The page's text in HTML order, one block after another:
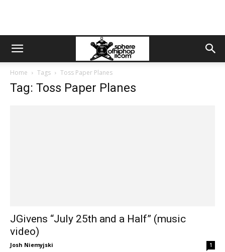
Home Tags Toss Paper Planes
Tag: Toss Paper Planes
JGivens “July 25th and a Half” (music
video)
Josh Niemyjski 1